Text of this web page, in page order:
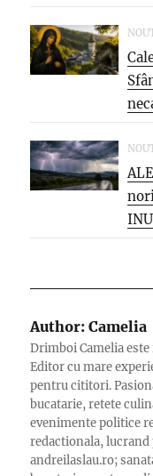
Author: Camelia
Drimboi Camelia
Editor cu mare
pentru cititori.
bucatarie, retete
evenimente politice
redactionala,
andreilaslau.ro;